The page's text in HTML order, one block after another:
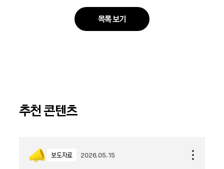
목록 보기
추천 콘텐츠
보도자료 2026.05.15